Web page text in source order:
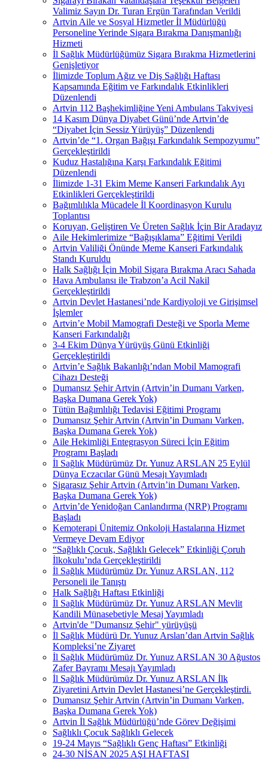
Valimiz Sayın Dr. Turan Ergün Tarafından Verildi
Artvin Aile ve Sosyal Hizmetler İl Müdürlüğü
Personeline Yerinde Sigara Bırakma Danışmanlığı
Hizmeti
İl Sağlık Müdürlüğümüz Sigara Bırakma Hizmetlerini
Genişletiyor
İlimizde Toplum Ağız ve Diş Sağlığı Haftası
Kapsamında Eğitim ve Farkındalık Etkinlikleri
Düzenlendi
Artvin 112 Başhekimliğine Yeni Ambulans Takviyesi
14 Kasım Dünya Diyabet Günü’nde Artvin’de
“Diyabet İçin Sessiz Yürüyüş” Düzenlendi
Artvin’de “1. Organ Bağışı Farkındalık Sempozyumu”
Gerçekleştirildi
Kuduz Hastalığına Karşı Farkındalık Eğitimi
Düzenlendi
İlimizde 1-31 Ekim Meme Kanseri Farkındalık Ayı
Etkinlikleri Gerçekleştirildi
Bağımlılıkla Mücadele İl Koordinasyon Kurulu
Toplantısı
Koruyan, Geliştiren Ve Üreten Sağlık İçin Bir Aradayız
Aile Hekimlerimize “Bağışıklama” Eğitimi Verildi
Artvin Valiliği Önünde Meme Kanseri Farkındalık
Standı Kuruldu
Halk Sağlığı İçin Mobil Sigara Bırakma Aracı Sahada
Hava Ambulansı ile Trabzon’a Acil Nakil
Gerçekleştirildi
Artvin Devlet Hastanesi’nde Kardiyoloji ve Girişimsel
İşlemler
Artvin’e Mobil Mamografi Desteği ve Sporla Meme
Kanseri Farkındalığı
3-4 Ekim Dünya Yürüyüş Günü Etkinliği
Gerçekleştirildi
Artvin’e Sağlık Bakanlığı’ndan Mobil Mamografi
Cihazı Desteği
Dumansız Şehir Artvin (Artvin’in Dumanı Varken,
Başka Dumana Gerek Yok)
Tütün Bağımlılığı Tedavisi Eğitimi Programı
Dumansız Şehir Artvin (Artvin’in Dumanı Varken,
Başka Dumana Gerek Yok)
Aile Hekimliği Entegrasyon Süreci İçin Eğitim
Programı Başladı
İl Sağlık Müdürümüz Dr. Yunuz ARSLAN 25 Eylül
Dünya Eczacılar Günü Mesajı Yayımladı
Sigarasız Şehir Artvin (Artvin’in Dumanı Varken,
Başka Dumana Gerek Yok)
Artvin’de Yenidoğan Canlandırma (NRP) Programı
Başladı
Kemoterapi Ünitemiz Onkoloji Hastalarına Hizmet
Vermeye Devam Ediyor
“Sağlıklı Çocuk, Sağlıklı Gelecek” Etkinliği Çoruh
İlkokulu’nda Gerçekleştirildi
İl Sağlık Müdürümüz Dr. Yunuz ARSLAN, 112
Personeli ile Tanıştı
Halk Sağlığı Haftası Etkinliği
İl Sağlık Müdürümüz Dr. Yunuz ARSLAN Mevlit
Kandili Münasebetiyle Mesaj Yayımladı
Artvin'de "Dumansız Şehir" yürüyüşü
İl Sağlık Müdürü Dr. Yunuz Arslan’dan Artvin Sağlık
Kompleksi’ne Ziyaret
İl Sağlık Müdürümüz Dr. Yunuz ARSLAN 30 Ağustos
Zafer Bayramı Mesajı Yayımladı
İl Sağlık Müdürümüz Dr. Yunuz ARSLAN İlk
Ziyaretini Artvin Devlet Hastanesi’ne Gerçekleştirdi.
Dumansız Şehir Artvin (Artvin’in Dumanı Varken,
Başka Dumana Gerek Yok)
Artvin İl Sağlık Müdürlüğü’nde Görev Değişimi
Sağlıklı Çocuk Sağlıklı Gelecek
19-24 Mayıs “Sağlıklı Genç Haftası” Etkinliği
24-30 NİSAN 2025 AŞI HAFTASI